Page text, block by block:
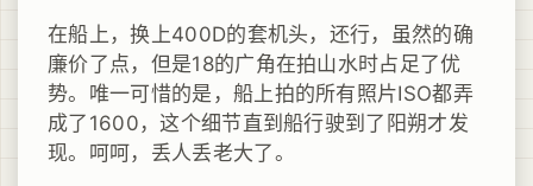
在船上，换上400D的套机头，还行，虽然的确
廉价了点，但是18的广角在拍山水时占足了优
势。唯一可惜的是，船上拍的所有照片ISO都弄
成了1600，这个细节直到船行驶到了阳朔才发
现。呵呵，丢人丢老大了。